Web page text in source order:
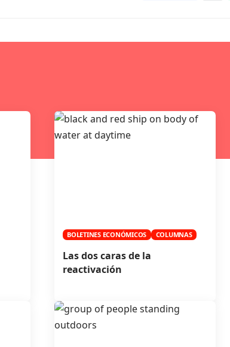
BOLETINES ECONÓMICOS COLUMNAS
Las dos caras de la
reactivación